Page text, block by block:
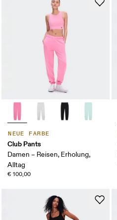
NEUE FARBE
Club Pants
Damen – Reisen, Erholung,
Alltag
€ 100,00